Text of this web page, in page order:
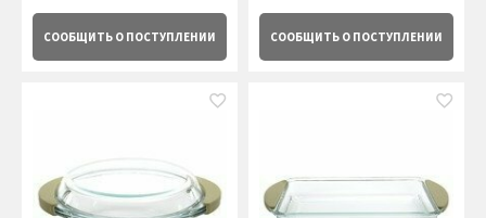
СООБЩИТЬ О ПОСТУПЛЕНИИ СООБЩИТЬ О ПОСТУПЛЕНИИ